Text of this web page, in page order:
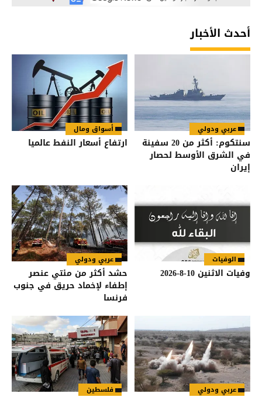
أحدث الأخبار
عربي ودولي
سنتكوم: أكثر من 20 سفينة
في الشرق الأوسط لحصار
إيران
أسواق ومال
ارتفاع أسعار النفط عالميا
الوفيات
وفيات الاثنين 10-8-2026
عربي ودولي
حشد أكثر من مئتي عنصر
إطفاء لإخماد حريق في جنوب
فرنسا
عربي ودولي فلسطين